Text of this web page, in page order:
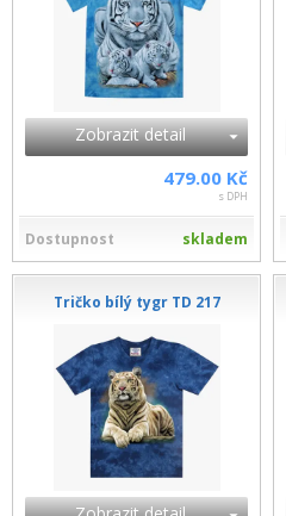
Zobrazit detail
479.00 Kč
s DPH
Dostupnost skladem
Tričko bílý tygr TD 217